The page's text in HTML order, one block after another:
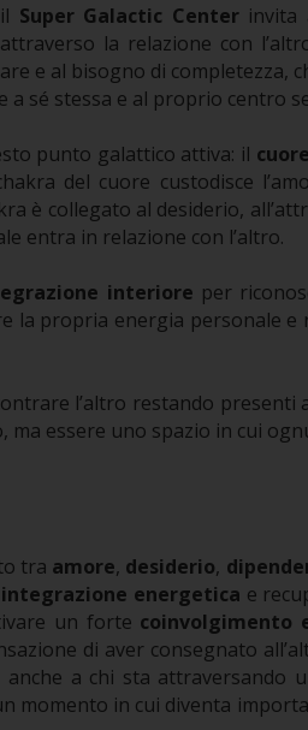
Super Galactic Centerinvita
la relazione con
e al bisogno di completezza,
sé stessa e al proprio centro
punto galattico attiva: il cuore
del cuore custodisce
è collegato al desiderio,
entra in relazione con l’altro.
interiore per
la propria energia personale
l’altro restando
essere uno spazio in cui
tra amore, desiderio,
integrazione energetica e
un forte coinvolgimento
di aver consegnato
anche a chi sta attraversando
momento in cui diventa